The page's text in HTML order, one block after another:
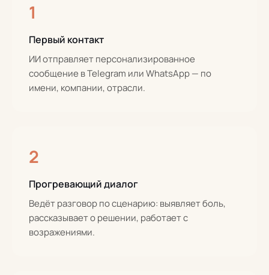
1
Первый контакт
ИИ отправляет персонализированное
сообщение в Telegram или WhatsApp — по
имени, компании, отрасли.
2
Прогревающий диалог
Ведёт разговор по сценарию: выявляет боль,
рассказывает о решении, работает с
возражениями.